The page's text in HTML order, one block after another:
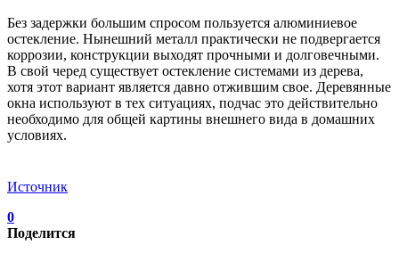
Без задержки большим спросом пользуется алюминиевое
остекление. Нынешний металл практически не подвергается
коррозии, конструкции выходят прочными и долговечными.
В свой черед существует остекление системами из дерева,
хотя этот вариант является давно отжившим свое. Деревянные
окна используют в тех ситуациях, подчас это действительно
необходимо для общей картины внешнего вида в домашних
условиях.
Источник
0
Поделится